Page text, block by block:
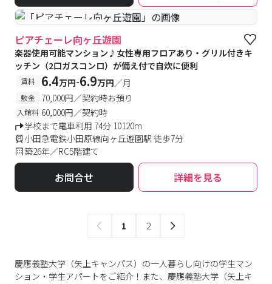
#女性専用フロアあり
ピアチェーレ向ヶ丘遊園
楽器使用可能マンション♪女性専用フロアあり・グリル付きキ
ッチン（2口ガスコンロ）が備え付で自炊に便利
賃料 6.4万円-6.9万円／月
敷金 70,000円／契約時お預り
入館料 60,000円／契約時
学校まで電車利用 74分 10120m
小田急電鉄小田原線向ヶ丘遊園駅 徒歩7分
築26年／RC5階建て
お問合せ 詳細を見る
1 2
慶應義塾大学（矢上キャンパス）の一人暮らし向けの学生マン
ション・学生アパートをご紹介！また、慶應義塾大学（矢上キ